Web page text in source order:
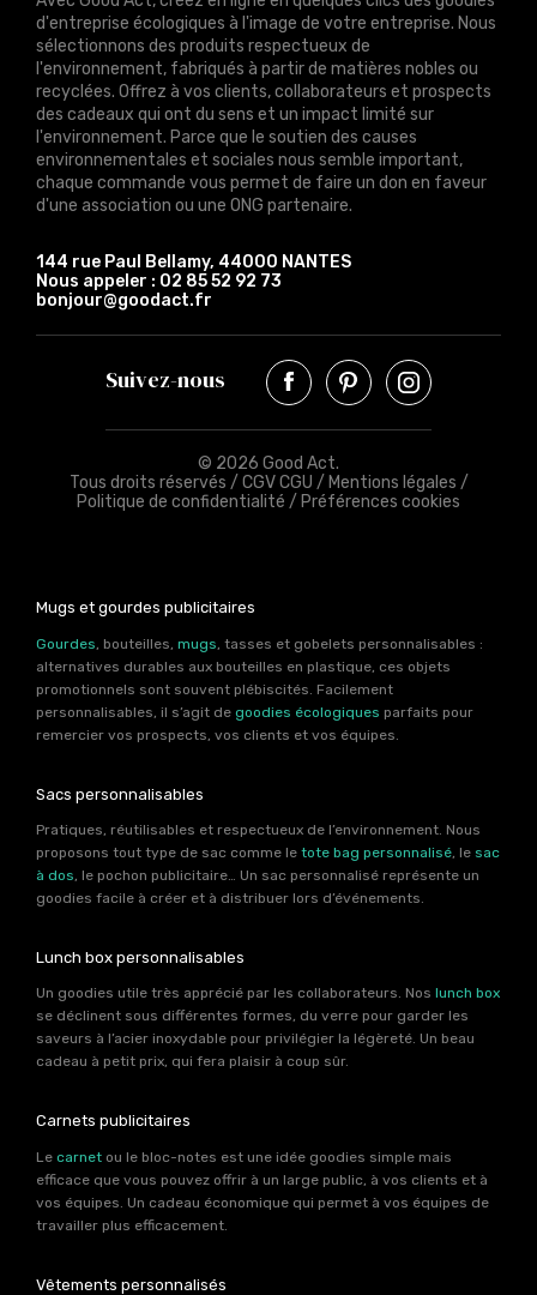
d'entreprise écologiques à l'image de votre entreprise. Nous
sélectionnons des produits respectueux de
l'environnement, fabriqués à partir de matières nobles ou
recyclées. Offrez à vos clients, collaborateurs et prospects
des cadeaux qui ont du sens et un impact limité sur
l'environnement. Parce que le soutien des causes
environnementales et sociales nous semble important,
chaque commande vous permet de faire un don en faveur
d'une association ou une ONG partenaire.
144 rue Paul Bellamy, 44000 NANTES
Nous appeler : 02 85 52 92 73
bonjour@goodact.fr
Suivez-nous
© 2026 Good Act.
Tous droits réservés / CGV CGU / Mentions légales /
Politique de confidentialité / Préférences cookies
Mugs et gourdes publicitaires
Gourdes , bouteilles, mugs , tasses et gobelets personnalisables :
alternatives durables aux bouteilles en plastique, ces objets
promotionnels sont souvent plébiscités. Facilement
personnalisables, il s’agit de goodies écologiques parfaits pour
remercier vos prospects, vos clients et vos équipes.
Sacs personnalisables
Pratiques, réutilisables et respectueux de l’environnement. Nous
proposons tout type de sac comme le tote bag personnalisé, le sac
à dos, le pochon publicitaire… Un sac personnalisé représente un
goodies facile à créer et à distribuer lors d’événements.
Lunch box personnalisables
Un goodies utile très apprécié par les collaborateurs. Nos lunch box
se déclinent sous différentes formes, du verre pour garder les
saveurs à l’acier inoxydable pour privilégier la légèreté. Un beau
cadeau à petit prix, qui fera plaisir à coup sûr.
Carnets publicitaires
Le carnet ou le bloc-notes est une idée goodies simple mais
efficace que vous pouvez offrir à un large public, à vos clients et à
vos équipes. Un cadeau économique qui permet à vos équipes de
travailler plus efficacement.
Vêtements personnalisés